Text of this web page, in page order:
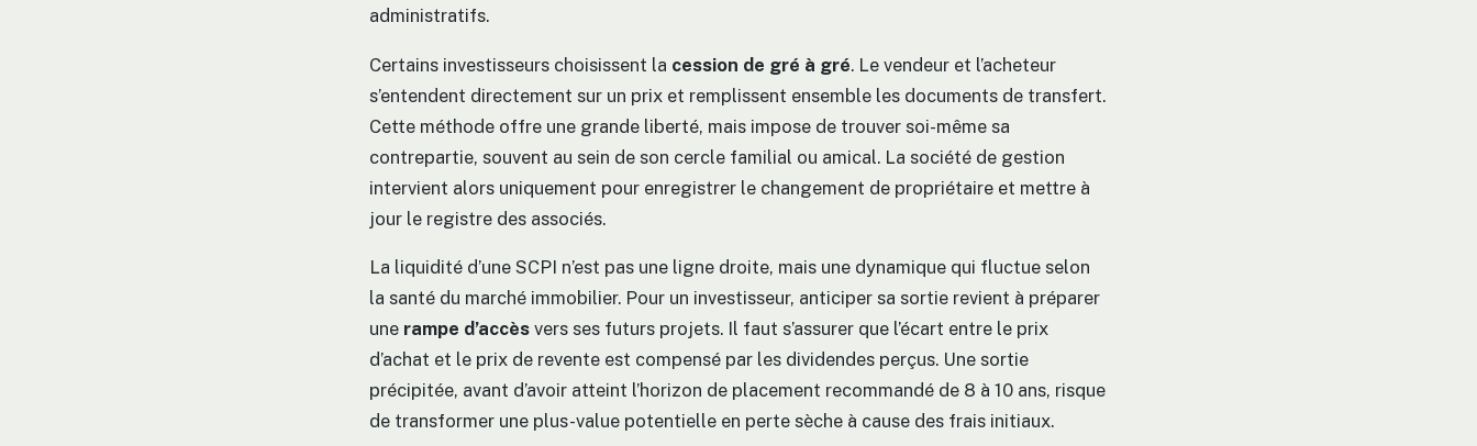
administratifs.
Certains investisseurs choisissent la cession de gré à gré. Le vendeur et l’acheteur
s’entendent directement sur un prix et remplissent ensemble les documents de transfert.
Cette méthode offre une grande liberté, mais impose de trouver soi-même sa
contrepartie, souvent au sein de son cercle familial ou amical. La société de gestion
intervient alors uniquement pour enregistrer le changement de propriétaire et mettre à
jour le registre des associés.
La liquidité d’une SCPI n’est pas une ligne droite, mais une dynamique qui fluctue selon
la santé du marché immobilier. Pour un investisseur, anticiper sa sortie revient à préparer
une rampe d’accès vers ses futurs projets. Il faut s’assurer que l’écart entre le prix
d’achat et le prix de revente est compensé par les dividendes perçus. Une sortie
précipitée, avant d’avoir atteint l’horizon de placement recommandé de 8 à 10 ans, risque
de transformer une plus-value potentielle en perte sèche à cause des frais initiaux.